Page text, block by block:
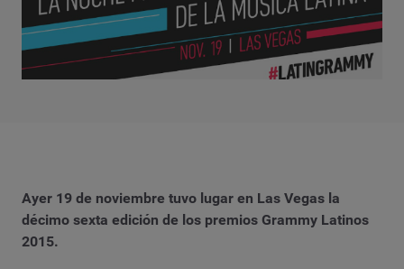
Ayer 19 de noviembre tuvo lugar en Las Vegas la
décimo sexta edición de los premios Grammy Latinos
2015.